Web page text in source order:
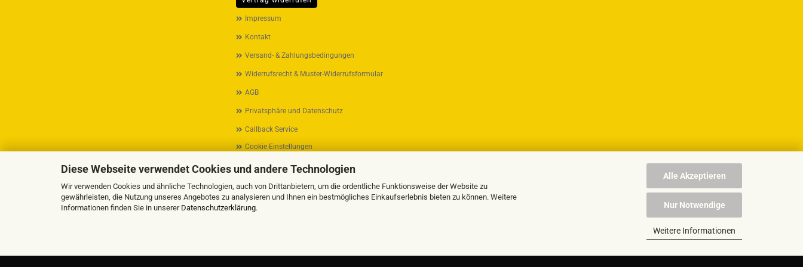
Diese Webseite verwendet Cookies und andere Technologien
Wir verwenden Cookies und ähnliche Technologien, auch von Drittanbietern, um die ordentliche Funktionsweise der Website zu
gewährleisten, die Nutzung unseres Angebotes zu analysieren und Ihnen ein bestmögliches Einkaufserlebnis bieten zu können. Weitere
Informationen finden Sie in unserer Datenschutzerklärung.
Alle Akzeptieren
Nur Notwendige
Weitere Informationen
Impressum
Kontakt
Versand- & Zahlungsbedingungen
Widerrufsrecht & Muster-Widerrufsformular
AGB
Privatsphäre und Datenschutz
Callback Service
Cookie Einstellungen